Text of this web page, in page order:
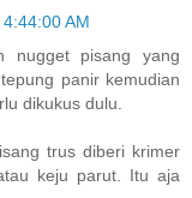
AM
nugget pisang yang
panir kemudian
dikukus dulu.
trus diberi krimer
keju parut. Itu aja